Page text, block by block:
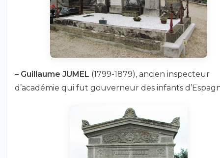
– Guillaume JUMEL (1799-1879), ancien inspecteur
d’académie qui fut gouverneur des infants